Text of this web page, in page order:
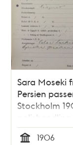
Sara Moseki
Persien
Stockholm
polishandling
1906